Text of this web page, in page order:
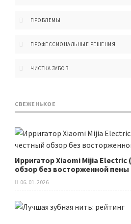
ПРОБЛЕМЫ
ПРОФЕССИОНАЛЬНЫЕ РЕШЕНИЯ
ЧИСТКА ЗУБОВ
СВЕЖЕНЬКОЕ
Ирригатор Xiaomi Mijia Electric
обзор без восторженной пены
06. 01. 2026